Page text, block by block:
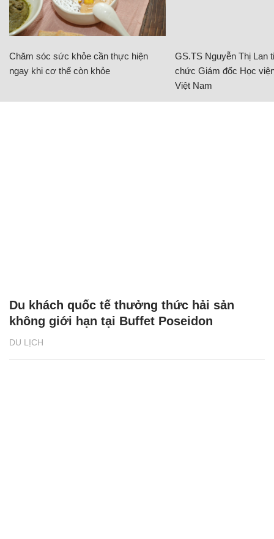
Chăm sóc sức khỏe cần thực hiện
ngay khi cơ thể còn khỏe
GS.TS Nguyễn Thị Lan
chức Giám đốc Học
Việt Nam
DU LỊCH
Du khách quốc tế thưởng thức hải sản
không giới hạn tại Buffet Poseidon